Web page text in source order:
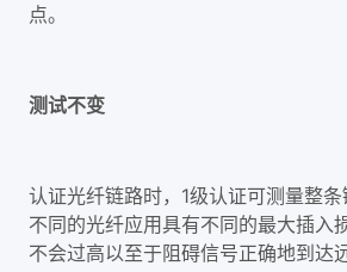
点。
测试不变
认证光纤链路时，1级认证可测量整条
不同的光纤应用具有不同的最大插入
不会过高以至于阻碍信号正确地到达远